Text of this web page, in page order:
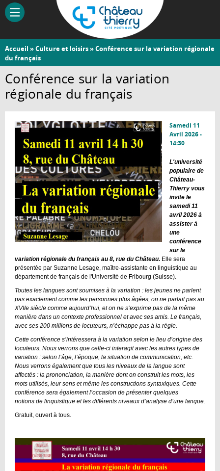
Aller
contenu
Château-
Thierry
Vous
êtes
ici
Accueil »Culture et loisirs» Conférence sur la variation régionale
du français
Conférence sur la variation
régionale du français
Samedi 11
Avril 2026 -
14:30
L'université
populaire de
Château-
Thierry vous
invite le
samedi 11
avril 2026 à
assister à
une
conférence
sur la
variation régionale du français au 8, rue du Château. Elle sera
présentée par Suzanne Lesage, maître-assistante en linguistique au
département de français de l'Université de Fribourg (Suisse).
Toutes les langues sont soumises à la variation : les jeunes ne parlent
pas exactement comme les personnes plus âgées, on ne parlait pas au
XVIIe siècle comme aujourd’hui, et on ne s’exprime pas de la même
manière dans un contexte professionnel et avec ses amis. Le français,
avec ses 200 millions de locuteurs, n’échappe pas à la règle.
Cette conférence s’intéressera à la variation selon le lieu d’origine des
locuteurs. Nous verrons que celle-ci interagit avec les autres types de
variation : selon l’âge, l’époque, la situation de communication, etc.
Nous verrons également que tous les niveaux de la langue sont
affectés : la prononciation, la manière dont on construit les mots, les
mots utilisés, leur sens et même les constructions syntaxiques. Cette
conférence sera également l’occasion de présenter quelques
notions de linguistique et les différents niveaux d’analyse d’une langue.
Gratuit, ouvert à tous.